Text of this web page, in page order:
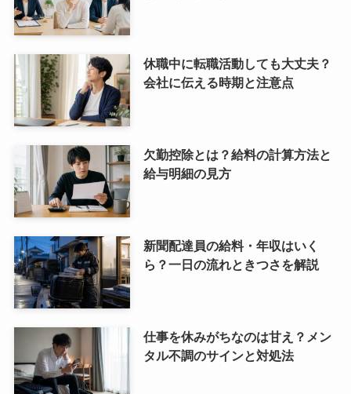
休職中に転職活動しても大丈夫？
会社に伝える時期と注意点
欠勤控除とは？給料の計算方法と
給与明細の見方
新聞配達員の給料・年収はいく
ら？一日の流れときつさを解説
仕事を休みがちなのは甘え？メン
タル不調のサインと対処法